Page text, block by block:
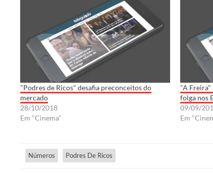
"Podres de Ricos" desafia preconceitos do
mercado
28/10/2018
Em "Cinema"
"A Freira"
folga nos
09/09/
Em
Números Podres De Ricos